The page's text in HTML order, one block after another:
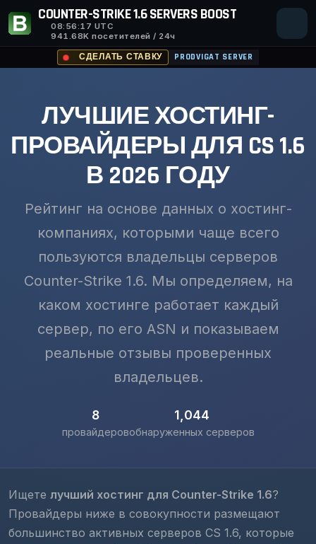
COUNTER-STRIKE 1.6 SERVERS BOOST
08:56:18 UTC
941.68K посетителей / 24ч
СДЕЛАТЬ СТАВКУ PRODVIGAT SERVER
ЛУЧШИЕ ХОСТИНГ-
ПРОВАЙДЕРЫ ДЛЯ CS 1.6
В 2026 ГОДУ
Рейтинг на основе данных о хостинг-
компаниях, которыми чаще всего
пользуются владельцы серверов
Counter-Strike 1.6. Мы определяем, на
каком хостинге работает каждый
сервер, по его ASN и показываем
реальные отзывы проверенных
владельцев.
8
провайдеров
1,044
обнаруженных серверов
Ищете лучший хостинг для Counter-Strike 1.6?
Провайдеры ниже в совокупности размещают
большинство активных серверов CS 1.6, которые